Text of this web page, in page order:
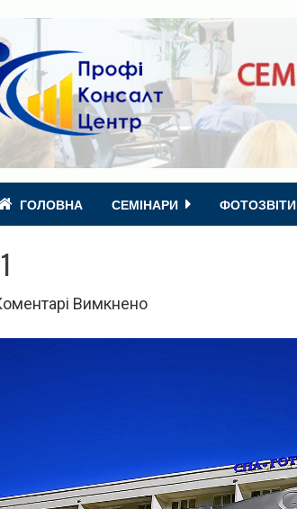
ГОЛОВНА СЕМІНАРИ ФОТОЗВІТИ
Вимкненодо
1-